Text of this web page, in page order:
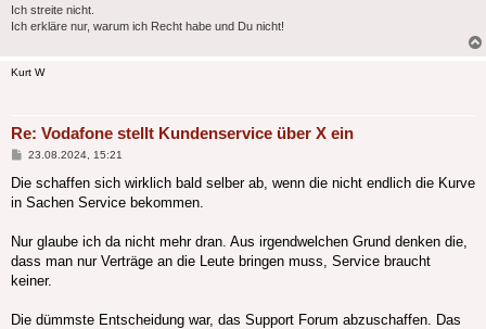
Ich streite nicht.
Ich erkläre nur, warum ich Recht habe und Du nicht!
Kurt W
Re: Vodafone stellt Kundenservice über X ein
Beitrag
23.08.2024, 15:21
Die schaffen sich wirklich bald selber ab, wenn die nicht endlich die Kurve
in Sachen Service bekommen.
Nur glaube ich da nicht mehr dran. Aus irgendwelchen Grund denken die,
dass man nur Verträge an die Leute bringen muss, Service braucht
keiner.
Die dümmste Entscheidung war, das Support Forum abzuschaffen. Das